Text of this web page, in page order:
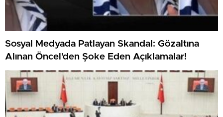
Sosyal Medyada Patlayan Skandal: Gözaltına
Alınan Öncel’den Şoke Eden Açıklamalar!